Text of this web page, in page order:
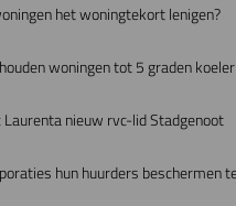
het woningtekort lenigen?
woningen tot 5 graden koeler
nieuw rvc-lid Stadgenoot
hun huurders beschermen